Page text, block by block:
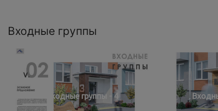
Входные группы
Входные группы - 4